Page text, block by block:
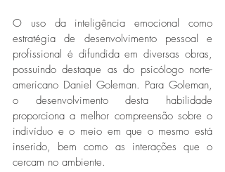
O uso da inteligência emocional como
estratégia de desenvolvimento pessoal e
profissional é difundida em diversas obras,
possuindo destaque as do psicólogo norte-
americano Daniel Goleman. Para Goleman,
o desenvolvimento desta habilidade
proporciona a melhor compreensão sobre o
indivíduo e o meio em que o mesmo está
inserido, bem como as interações que o
cercam no ambiente.